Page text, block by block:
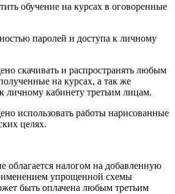
обучение на курсах в оговоренные
паролей и доступа к личному
скачивать и распространять любым
на курсах, а так же
личному кабинету третьим лицам.
использовать работы нарисованные
целях.
облагается налогом на добавленную
упрощенной схемы
быть оплачена любым третьим